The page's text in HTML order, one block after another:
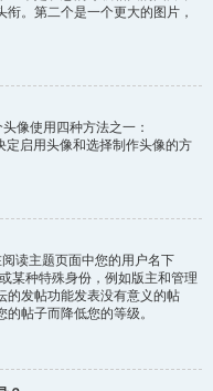
。第二个是一个更大的图片，
像使用四种方法之一：
启用头像和选择制作头像的方
读主题页面中您的用户名下
某种特殊身份，例如版主和管理
的发帖功能发表没有意义的帖
帖子而降低您的等级。